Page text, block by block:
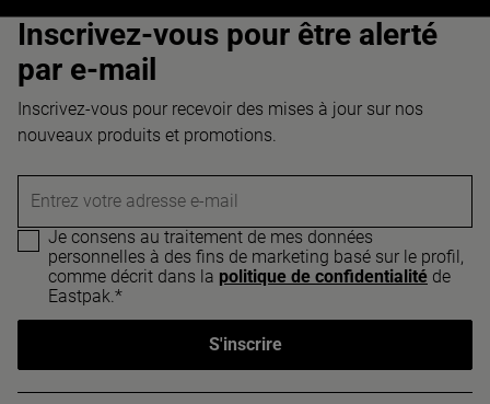
Inscrivez-vous pour être alerté
par e-mail
Inscrivez-vous pour recevoir des mises à jour sur nos
nouveaux produits et promotions.
Entrez votre adresse e-mail
Je consens au traitement de mes données
personnelles à des fins de marketing basé sur le profil,
comme décrit dans la politique de confidentialité de
Eastpak.*
S'inscrire